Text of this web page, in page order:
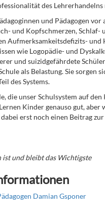
des
und Pädagogen
und Kopfschmerzen,
Aufmerksamkeitsdefizits-
wie Logopädie- und
und suizidgefährdete
als Belastung. Sie
des Systems.
die unser Schulsystem auf
Kinder genauso gut,
erst noch einen Beitrag
ist und bleibt das Wichtigste
Damian Gsponer